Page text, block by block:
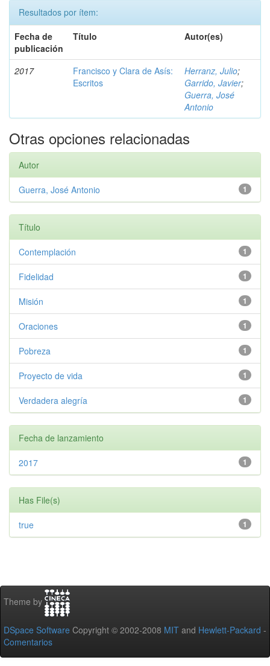
Resultados por ítem:
Fecha de
publicación
Título Autor(es)
2017
Francisco y Clara de Asís:
Escritos
Herranz, Julio;
Garrido, Javier;
Guerra, José
Antonio
Otras opciones relacionadas
Autor
1
Guerra, José Antonio
Título
1
Contemplación
1
Fidelidad
1
Misión
1
Oraciones
1
Pobreza
1
Proyecto de vida
1
Verdadera alegría
Fecha de lanzamiento
1
2017
Has File(s)
1
true
Theme by
DSpace Software Copyright © 2002-2008 MIT and Hewlett-Packard -
Comentarios